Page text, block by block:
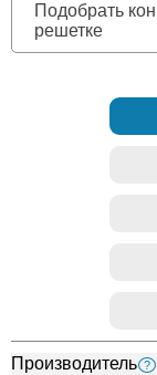
Подобрать
решетке
Производитель ?